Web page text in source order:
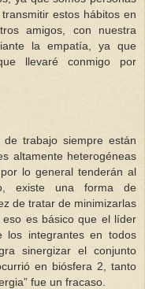
estos hábitos en
amigos, con nuestra
la empatía, ya que
llevaré conmigo por
trabajo siempre están
altamente heterogéneas
lo general tenderán al
existe una forma de
de tratar de minimizarlas
es básico que el líder
los integrantes en todos
sinergizar el conjunto
en biósfera 2, tanto
fue un fracaso.